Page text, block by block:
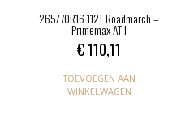
265/70R16 112T Roadmarch –
Primemax AT l
€110,11
TOEVOEGEN AAN
WINKELWAGEN